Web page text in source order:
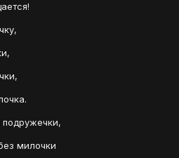
подружечки,
милочки